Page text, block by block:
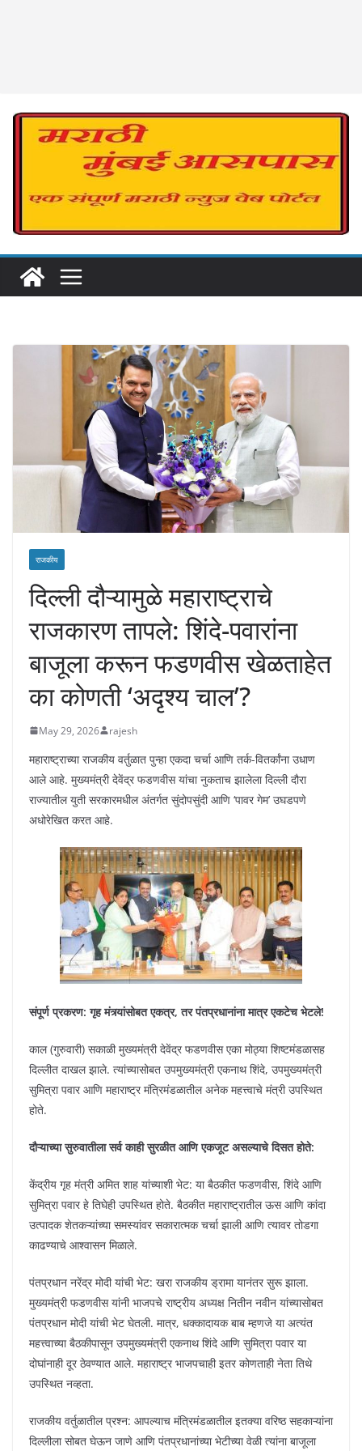
राजकीय
दिल्ली दौऱ्यामुळे महाराष्ट्राचे
राजकारण तापले: शिंदे-पवारांना
बाजूला करून फडणवीस खेळताहेत
का कोणती ‘अदृश्य चाल’?
May 29, 2026 rajesh
महाराष्ट्राच्या राजकीय वर्तुळात पुन्हा एकदा चर्चा आणि तर्क-वितर्कांना उधाण
आले आहे. मुख्यमंत्री देवेंद्र फडणवीस यांचा नुकताच झालेला दिल्ली दौरा
राज्यातील युती सरकारमधील अंतर्गत सुंदोपसुंदी आणि ‘पावर गेम’ उघडपणे
अधोरेखित करत आहे.
संपूर्ण प्रकरण: गृह मंत्र्यांसोबत एकत्र, तर पंतप्रधानांना मात्र एकटेच भेटले!
काल (गुरुवारी) सकाळी मुख्यमंत्री देवेंद्र फडणवीस एका मोठ्या शिष्टमंडळासह
दिल्लीत दाखल झाले. त्यांच्यासोबत उपमुख्यमंत्री एकनाथ शिंदे, उपमुख्यमंत्री
सुमित्रा पवार आणि महाराष्ट्र मंत्रिमंडळातील अनेक महत्त्वाचे मंत्री उपस्थित
होते.
दौऱ्याच्या सुरुवातीला सर्व काही सुरळीत आणि एकजूट असल्याचे दिसत होते:
केंद्रीय गृह मंत्री अमित शाह यांच्याशी भेट: या बैठकीत फडणवीस, शिंदे आणि
सुमित्रा पवार हे तिघेही उपस्थित होते. बैठकीत महाराष्ट्रातील ऊस आणि कांदा
उत्पादक शेतकऱ्यांच्या समस्यांवर सकारात्मक चर्चा झाली आणि त्यावर तोडगा
काढण्याचे आश्वासन मिळाले.
पंतप्रधान नरेंद्र मोदी यांची भेट: खरा राजकीय ड्रामा यानंतर सुरू झाला.
मुख्यमंत्री फडणवीस यांनी भाजपचे राष्ट्रीय अध्यक्ष नितीन नवीन यांच्यासोबत
पंतप्रधान मोदी यांची भेट घेतली. मात्र, धक्कादायक बाब म्हणजे या अत्यंत
महत्त्वाच्या बैठकीपासून उपमुख्यमंत्री एकनाथ शिंदे आणि सुमित्रा पवार या
दोघांनाही दूर ठेवण्यात आले. महाराष्ट्र भाजपचाही इतर कोणताही नेता तिथे
उपस्थित नव्हता.
राजकीय वर्तुळातील प्रश्न: आपल्याच मंत्रिमंडळातील इतक्या वरिष्ठ सहकाऱ्यांना
दिल्लीला सोबत घेऊन जाणे आणि पंतप्रधानांच्या भेटीच्या वेळी त्यांना बाजूला